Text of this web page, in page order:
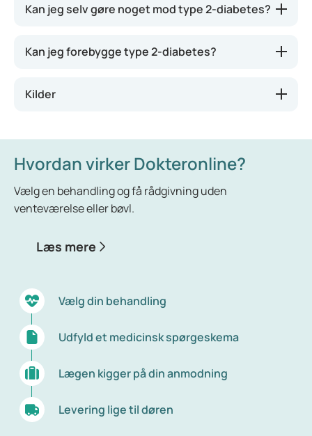
Kan jeg selv gøre noget mod type 2-diabetes?
Kan jeg forebygge type 2-diabetes?
Kilder
Hvordan virker Dokteronline?
Vælg en behandling og få rådgivning uden
venteværelse eller bøvl.
Læs mere
Vælg din behandling
Udfyld et medicinsk spørgeskema
Lægen kigger på din anmodning
Levering lige til døren